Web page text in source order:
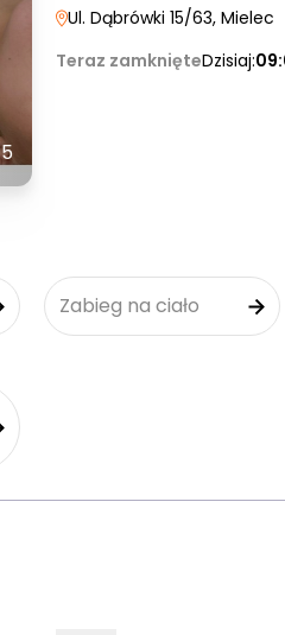
Ul. Dąbrówki 15/63, Mielec
Teraz zamknięteDzisiaj:
Zabieg na ciało